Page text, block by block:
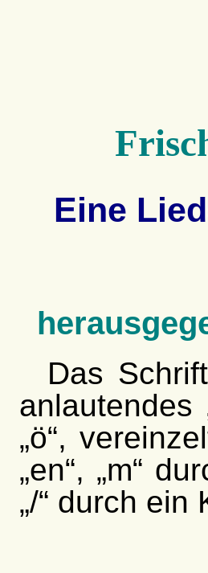
Eine
Das
anlautendes
„ö“,
„en“, „m“
„/“ durch